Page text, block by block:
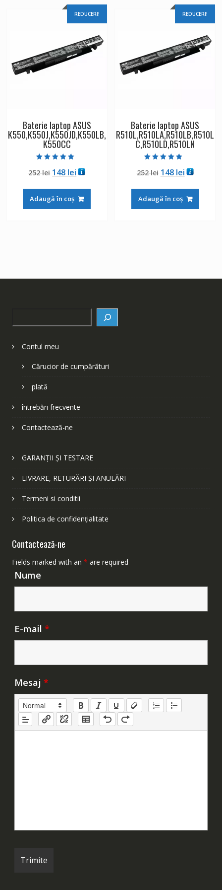
REDUCERI!
Baterie laptop ASUS
K550,K550J,K550JD,K550LB,
K550CC
5.00
din 5
252lei Prețul
a
fost:
148 leiPrețul
este:
148 lei.
Adaugă în coș
REDUCERI!
Baterie laptop ASUS
R510L,R510LA,R510LB,R510L
C,R510LD,R510LN
4.50
din 5
252lei Prețul
a
fost:
148 leiPrețul
este:
148 lei.
Adaugă în coș
Contul meu
Cărucior de cumpărături
plată
întrebări frecvente
Contactează-ne
GARANȚII ȘI TESTARE
LIVRARE, RETURĂRI ȘI ANULĂRI
Termeni si conditii
Politica de confidențialitate
Contactează-ne
Fields marked with an * are required
Nume
E-mail *
Mesaj *